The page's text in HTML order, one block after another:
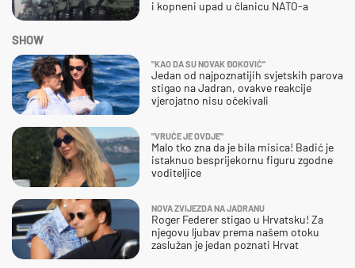
i kopneni upad u članicu NATO-a
SHOW
"KAO DA SU NOVAK ĐOKOVIĆ"
Jedan od najpoznatijih svjetskih parova
stigao na Jadran, ovakve reakcije
vjerojatno nisu očekivali
"VRUĆE JE OVDJE"
Malo tko zna da je bila misica! Badić je
istaknuo besprijekornu figuru zgodne
voditeljice
NOVA ZVIJEZDA NA JADRANU
Roger Federer stigao u Hrvatsku! Za
njegovu ljubav prema našem otoku
zaslužan je jedan poznati Hrvat